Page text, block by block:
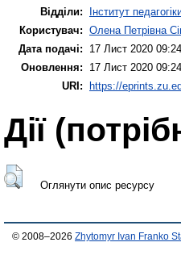
Відділи:
Інститут
Користувач: Олена Петрівна
Дата подачі:
17 Лист 2020 09:24
Оновлення:
17 Лист 2020 09:24
URI: https://
Дії
Оглянути опис ресурсу
© 2008–2026 Zhytomyr Ivan Franko